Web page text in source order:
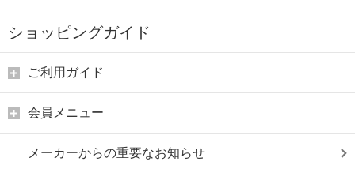
ショッピングガイド
ご利用ガイド
会員メニュー
メーカーからの重要なお知らせ